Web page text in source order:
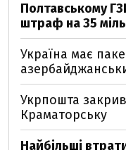
Полтавському
штраф на 35
Україна має
Укрпошта
Краматорську
Найбільші